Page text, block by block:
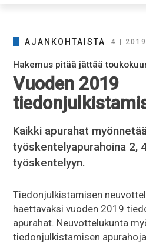
AJANKOHTAISTA 4 | 2019
Hakemus pitää jättää
Vuoden 2019
Kaikki apurahat
työskentelyapurahoina 2,
työskentelyyn.
Tiedonjulkistamisen
haettavaksi vuoden 2019
apurahat. Neuvottelukunta
tiedonjulkistamisen